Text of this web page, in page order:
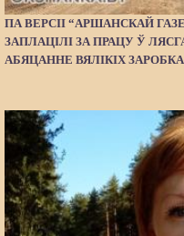
ПА ВЕРСІІ “АРШАНСКАЙ
ЗАПЛАЦІЛІ ЗА ПРАЦУ Ў
АБЯЦАННЕ ВЯЛІКІХ